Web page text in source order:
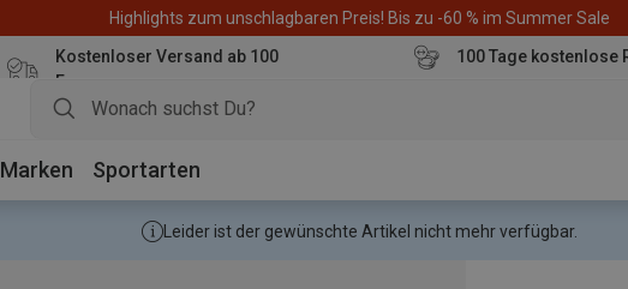
Highlights zum unschlagbaren Preis! Bis zu -60 % im Summer Sale
Kostenloser Versand ab 100
Euro
100 Tage kostenlose
Marken Sportarten
Leider ist der gewünschte Artikel nicht mehr verfügbar.